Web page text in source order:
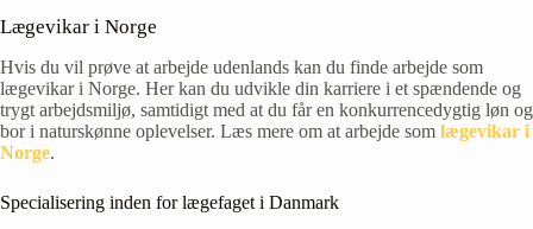
Lægevikar i Norge
Hvis du vil prøve at arbejde udenlands kan du finde arbejde som
lægevikar i Norge. Her kan du udvikle din karriere i et spændende og
trygt arbejdsmiljø, samtidigt med at du får en konkurrencedygtig løn og
bor i naturskønne oplevelser. Læs mere om at arbejde som lægevikar i
Norge.
Specialisering inden for lægefaget i Danmark